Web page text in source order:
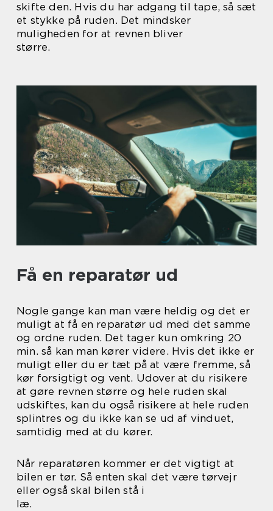
skifte den. Hvis du har adgang til tape, så sæt
et stykke på ruden. Det mindsker
muligheden for at revnen bliver
større.
Få en reparatør ud
Nogle gange kan man være heldig og det er
muligt at få en reparatør ud med det samme
og ordne ruden. Det tager kun omkring 20
min. så kan man kører videre. Hvis det ikke er
muligt eller du er tæt på at være fremme, så
kør forsigtigt og vent. Udover at du risikere
at gøre revnen større og hele ruden skal
udskiftes, kan du også risikere at hele ruden
splintres og du ikke kan se ud af vinduet,
samtidig med at du kører.
Når reparatøren kommer er det vigtigt at
bilen er tør. Så enten skal det være tørvejr
eller også skal bilen stå i
læ.